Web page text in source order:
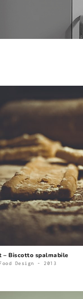
– Biscotto spalmabile
Design - 2013